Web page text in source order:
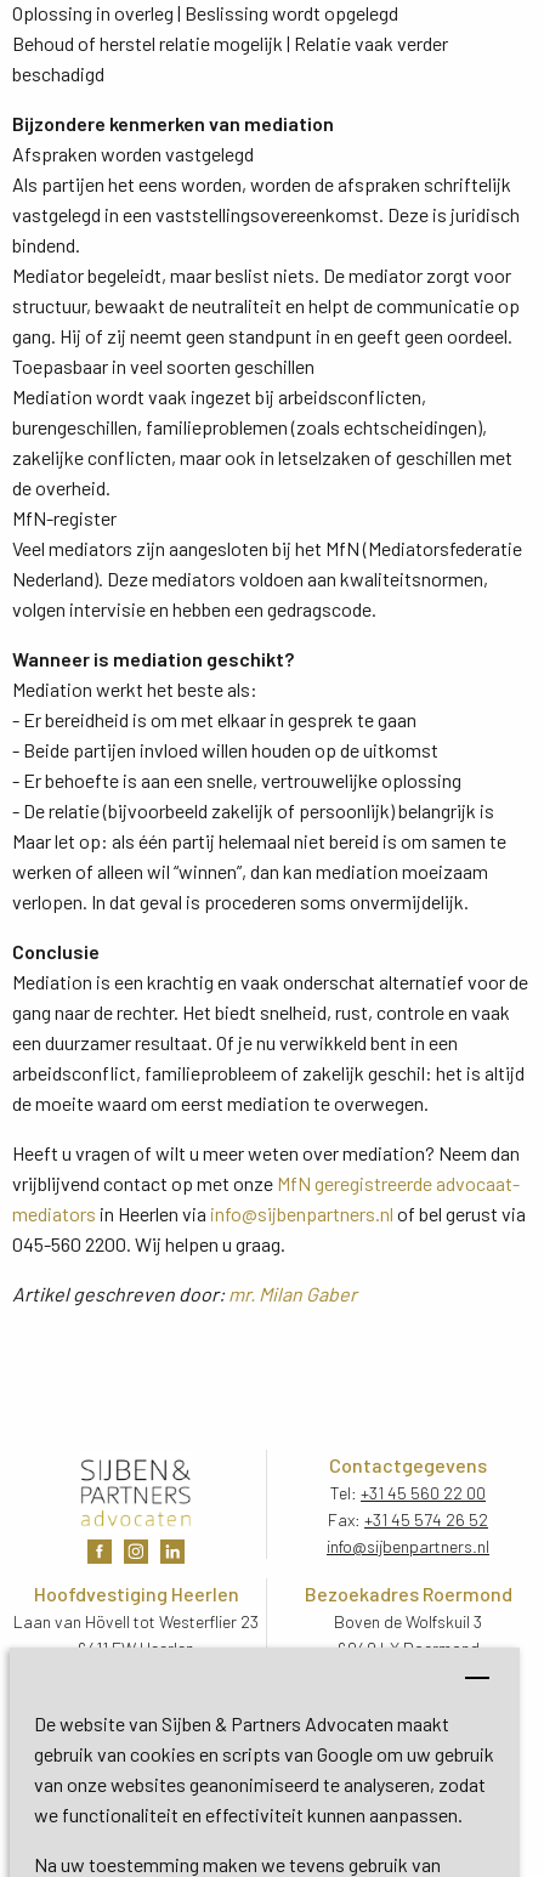
De website van Sijben & Partners Advocaten maakt
gebruik van cookies en scripts van Google om uw gebruik
van onze websites geanonimiseerd te analyseren, zodat
we functionaliteit en effectiviteit kunnen aanpassen.
Na uw toestemming maken we tevens gebruik van
Oplossing in overleg | Beslissing wordt opgelegd
Behoud of herstel relatie mogelijk | Relatie vaak verder
beschadigd
Bijzondere kenmerken van mediation
Afspraken worden vastgelegd
Als partijen het eens worden, worden de afspraken schriftelijk
vastgelegd in een vaststellingsovereenkomst. Deze is juridisch
bindend.
Mediator begeleidt, maar beslist niets. De mediator zorgt voor
structuur, bewaakt de neutraliteit en helpt de communicatie op
gang. Hij of zij neemt geen standpunt in en geeft geen oordeel.
Toepasbaar in veel soorten geschillen
Mediation wordt vaak ingezet bij arbeidsconflicten,
burengeschillen, familieproblemen (zoals echtscheidingen),
zakelijke conflicten, maar ook in letselzaken of geschillen met
de overheid.
MfN-register
Veel mediators zijn aangesloten bij het MfN (Mediatorsfederatie
Nederland). Deze mediators voldoen aan kwaliteitsnormen,
volgen intervisie en hebben een gedragscode.
Wanneer is mediation geschikt?
Mediation werkt het beste als:
- Er bereidheid is om met elkaar in gesprek te gaan
- Beide partijen invloed willen houden op de uitkomst
- Er behoefte is aan een snelle, vertrouwelijke oplossing
- De relatie (bijvoorbeeld zakelijk of persoonlijk) belangrijk is
Maar let op: als één partij helemaal niet bereid is om samen te
werken of alleen wil “winnen”, dan kan mediation moeizaam
verlopen. In dat geval is procederen soms onvermijdelijk.
Conclusie
Mediation is een krachtig en vaak onderschat alternatief voor de
gang naar de rechter. Het biedt snelheid, rust, controle en vaak
een duurzamer resultaat. Of je nu verwikkeld bent in een
arbeidsconflict, familieprobleem of zakelijk geschil: het is altijd
de moeite waard om eerst mediation te overwegen.
Heeft u vragen of wilt u meer weten over mediation? Neem dan
vrijblijvend contact op met onze MfN geregistreerde advocaat-
mediators in Heerlen via info@sijbenpartners.nl of bel gerust via
045-560 2200. Wij helpen u graag.
Artikel geschreven door:mr. Milan Gaber
Contactgegevens
Tel: +31 45 560 22 00
Fax: +31 45 574 26 52
info@sijbenpartners.nl
Hoofdvestiging Heerlen
Laan van Hövell tot Westerflier 23
6411 EW Heerlen
Bezoekadres Roermond
Boven de Wolfskuil 3
6049 LX Roermond
Routebeschrijving
Bezoekadres De Bilt
Soestdijkseweg Zuid 13
3732 HC De Bilt (Utrecht)